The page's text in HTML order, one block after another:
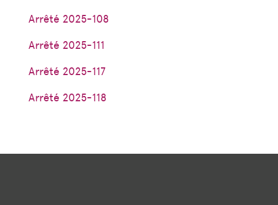
Arrêté 2025-108
Arrêté 2025-111
Arrêté 2025-117
Arrêté 2025-118